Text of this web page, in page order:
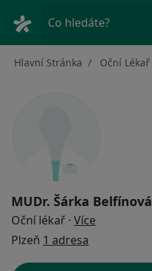
Co hledáte?
Hlavní Stránka Oční Lékař
MUDr. Šárka Belfínová
Oční lékař · Více
Plzeň 1 adresa